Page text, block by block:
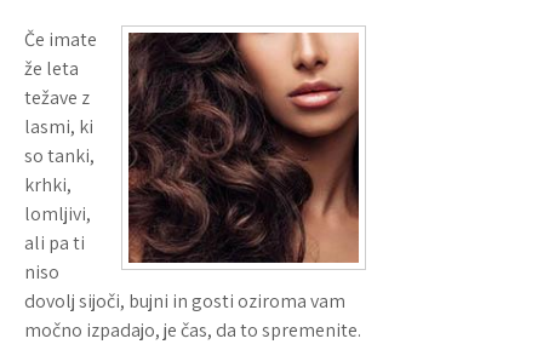
Če imate
že leta
težave z
lasmi, ki
so tanki,
krhki,
lomljivi,
ali pa ti
niso
dovolj sijoči, bujni in gosti oziroma vam
močno izpadajo, je čas, da to spremenite.